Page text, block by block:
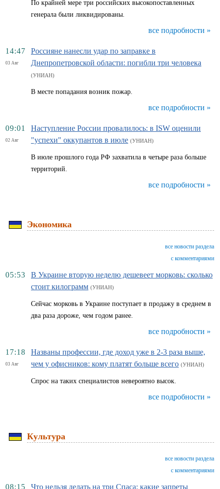
По крайней мере три российских высокопоставленных
генерала были ликвидированы.
все подробности »
14:47
03 Авг
Россияне нанесли удар по заправке в
Днепропетровской области: погибли три человека
(УНИАН)
В месте попадания возник пожар.
все подробности »
09:01
02 Авг
Наступление России провалилось: в ISW оценили
"успехи" оккупантов в июле (УНИАН)
В июле прошлого года РФ захватила в четыре раза больше
территорий.
все подробности »
Экономика
все новости раздела
с комментариями
05:53
В Украине вторую неделю дешевеет морковь: сколько
стоит килограмм (УНИАН)
Сейчас морковь в Украине поступает в продажу в среднем в
два раза дороже, чем годом ранее.
все подробности »
17:18
03 Авг
Названы профессии, где доход уже в 2-3 раза выше,
чем у офисников: кому платят больше всего (УНИАН)
Спрос на таких специалистов невероятно высок.
все подробности »
Культура
все новости раздела
с комментариями
08:15
Что нельзя делать на три Спаса: какие запреты